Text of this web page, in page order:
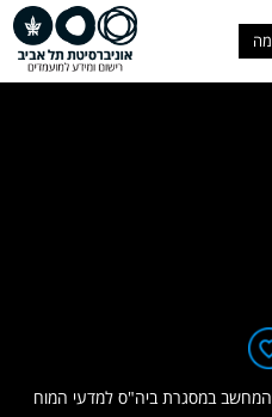
המחשב במסגרת ביה"ס למדעי המוח